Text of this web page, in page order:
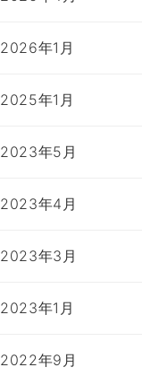
2026年1月
2025年1月
2023年5月
2023年4月
2023年3月
2023年1月
2022年9月